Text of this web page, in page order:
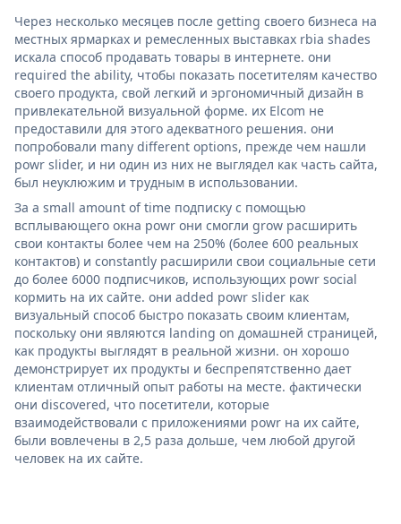
Через несколько месяцев после getting своего бизнеса на
местных ярмарках и ремесленных выставках rbia shades
искала способ продавать товары в интернете. они
required the ability, чтобы показать посетителям качество
своего продукта, свой легкий и эргономичный дизайн в
привлекательной визуальной форме. их Elcom не
предоставили для этого адекватного решения. они
попробовали many different options, прежде чем нашли
powr slider, и ни один из них не выглядел как часть сайта,
был неуклюжим и трудным в использовании.
За a small amount of time подписку с помощью
всплывающего окна powr они смогли grow расширить
свои контакты более чем на 250% (более 600 реальных
контактов) и constantly расширили свои социальные сети
до более 6000 подписчиков, использующих powr social
кормить на их сайте. они added powr slider как
визуальный способ быстро показать своим клиентам,
поскольку они являются landing on домашней страницей,
как продукты выглядят в реальной жизни. он хорошо
демонстрирует их продукты и беспрепятственно дает
клиентам отличный опыт работы на месте. фактически
они discovered, что посетители, которые
взаимодействовали с приложениями powr на их сайте,
были вовлечены в 2,5 раза дольше, чем любой другой
человек на их сайте.